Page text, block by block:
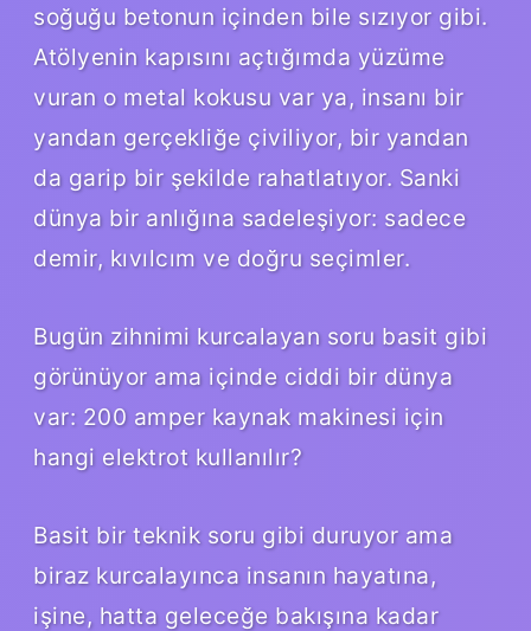
soğuğu betonun içinden bile sızıyor gibi.
Atölyenin kapısını açtığımda yüzüme
vuran o metal kokusu var ya, insanı bir
yandan gerçekliğe çiviliyor, bir yandan
da garip bir şekilde rahatlatıyor. Sanki
dünya bir anlığına sadeleşiyor: sadece
demir, kıvılcım ve doğru seçimler.
Bugün zihnimi kurcalayan soru basit gibi
görünüyor ama içinde ciddi bir dünya
var: 200 amper kaynak makinesi için
hangi elektrot kullanılır?
Basit bir teknik soru gibi duruyor ama
biraz kurcalayınca insanın hayatına,
işine, hatta geleceğe bakışına kadar